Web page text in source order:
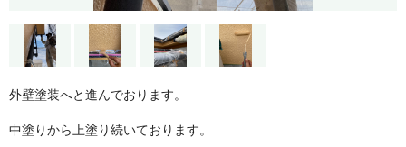
外壁塗装へと進んでおります。
中塗りから上塗り続いております。